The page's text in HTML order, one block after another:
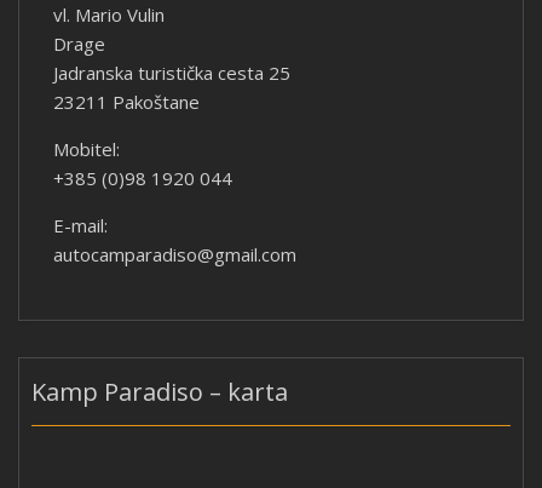
vl. Mario Vulin
Drage
Jadranska turistička cesta 25
23211 Pakoštane
Mobitel:
+385 (0)98 1920 044
E-mail:
autocamparadiso@gmail.com
Kamp Paradiso – karta